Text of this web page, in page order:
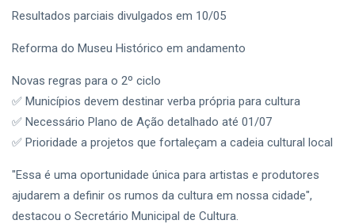
Resultados parciais divulgados em 10/05
Reforma do Museu Histórico em andamento
Novas regras para o 2º ciclo
✅ Municípios devem destinar verba própria para cultura
✅ Necessário Plano de Ação detalhado até 01/07
✅ Prioridade a projetos que fortaleçam a cadeia cultural local
"Essa é uma oportunidade única para artistas e produtores
ajudarem a definir os rumos da cultura em nossa cidade",
destacou o Secretário Municipal de Cultura.